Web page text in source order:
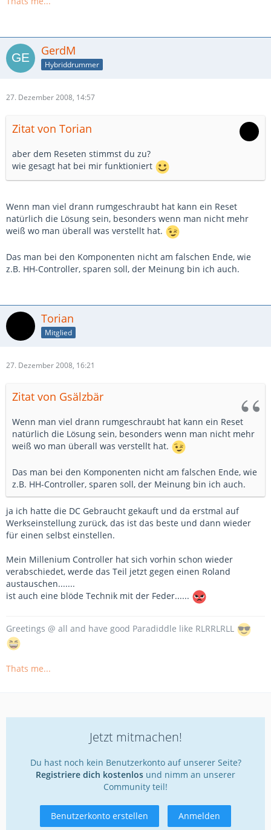
GerdM
Hybriddrummer
27. Dezember 2008, 14:57
Zitat von Torian
aber dem Reseten stimmst du zu?
wie gesagt hat bei mir funktioniert
Wenn man viel drann rumgeschraubt hat kann ein Reset
natürlich die Lösung sein, besonders wenn man nicht mehr
weiß wo man überall was verstellt hat.
Das man bei den Komponenten nicht am falschen Ende, wie
z.B. HH-Controller, sparen soll, der Meinung bin ich auch.
Torian
Mitglied
27. Dezember 2008, 16:21
Zitat von Gsälzbär
Wenn man viel drann rumgeschraubt hat kann ein Reset
natürlich die Lösung sein, besonders wenn man nicht mehr
weiß wo man überall was verstellt hat.
Das man bei den Komponenten nicht am falschen Ende, wie
z.B. HH-Controller, sparen soll, der Meinung bin ich auch.
ja ich hatte die DC Gebraucht gekauft und da erstmal auf
Werkseinstellung zurück, das ist das beste und dann wieder
für einen selbst einstellen.
Mein Millenium Controller hat sich vorhin schon wieder
verabschiedet, werde das Teil jetzt gegen einen Roland
austauschen.......
ist auch eine blöde Technik mit der Feder......
Greetings @ all and have good Paradiddle like RLRRLRLL
Thats me...
Jetzt mitmachen!
Du hast noch kein Benutzerkonto auf unserer Seite?
Registriere dich kostenlos und nimm an unserer
Community teil!
Benutzerkonto erstellen Anmelden